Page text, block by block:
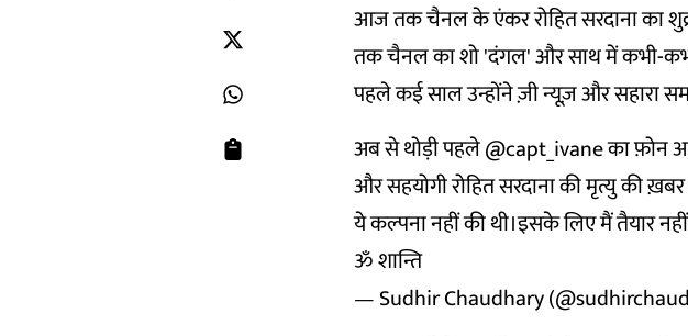
आज तक चैनल के एंकर रोहित सरदाना का
तक चैनल का शो 'दंगल' और साथ में कभी-
पहले कई साल उन्होंने ज़ी न्यूज़ और सहारा
अब से थोड़ी पहले@capt_ivaneका फ़ोन
और सहयोगी रोहित सरदाना की मृत्यु की
ये कल्पना नहीं की थी।इसके लिए मैं तैयार
ॐ शान्ति
— Sudhir Chaudhary